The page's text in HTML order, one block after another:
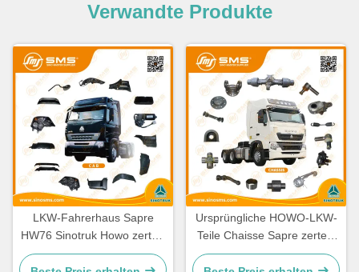
Verwandte Produkte
LKW-Fahrerhaus Sapre
HW76 Sinotruk Howo zerteilt
Ersatzteile Cabine
Ursprüngliche HOWO-LKW-
Teile Chaisse Sapre zerteilt
Standardgröße